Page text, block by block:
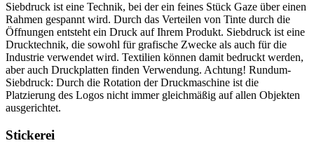
Siebdruck ist eine Technik, bei der ein feines Stück Gaze über einen
Rahmen gespannt wird. Durch das Verteilen von Tinte durch die
Öffnungen entsteht ein Druck auf Ihrem Produkt. Siebdruck ist eine
Drucktechnik, die sowohl für grafische Zwecke als auch für die
Industrie verwendet wird. Textilien können damit bedruckt werden,
aber auch Druckplatten finden Verwendung. Achtung! Rundum-
Siebdruck: Durch die Rotation der Druckmaschine ist die
Platzierung des Logos nicht immer gleichmäßig auf allen Objekten
ausgerichtet.
Stickerei